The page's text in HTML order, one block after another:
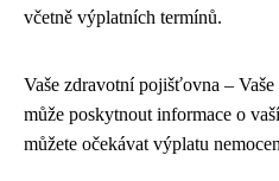
včetně výplatních termínů.
Vaše zdravotní pojišťovna –
může poskytnout informace o
můžete očekávat výplatu